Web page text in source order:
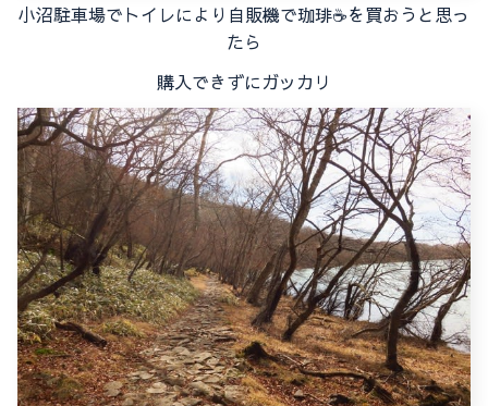
小沼駐車場でトイレにより自販機で珈琲☕を買おうと思っ
たら
購入できずにガッカリ